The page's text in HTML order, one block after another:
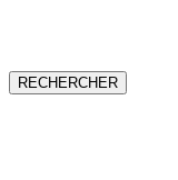
RECHERCHER